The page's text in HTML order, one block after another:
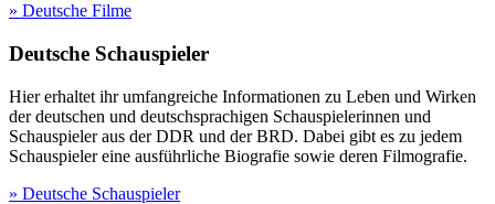
» Deutsche Filme
Deutsche Schauspieler
Hier erhaltet ihr umfangreiche Informationen zu Leben und Wirken
der deutschen und deutschsprachigen Schauspielerinnen und
Schauspieler aus der DDR und der BRD. Dabei gibt es zu jedem
Schauspieler eine ausführliche Biografie sowie deren Filmografie.
» Deutsche Schauspieler